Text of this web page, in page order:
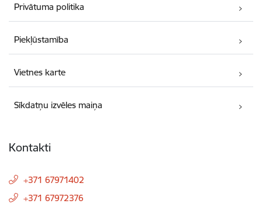
Privātuma politika
Piekļūstamība
Vietnes karte
Sīkdatņu izvēles maiņa
Kontakti
+371 67971402
+371 67972376